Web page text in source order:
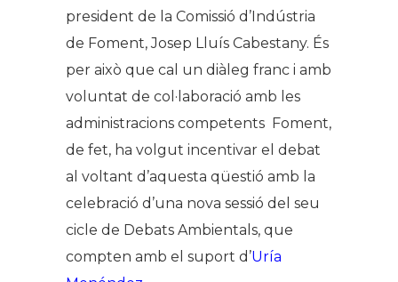
president de la Comissió d’Indústria
de Foment, Josep Lluís Cabestany. És
per això que cal un diàleg franc i amb
voluntat de col·laboració amb les
administracions competents Foment,
de fet, ha volgut incentivar el debat
al voltant d’aquesta qüestió amb la
celebració d’una nova sessió del seu
cicle de Debats Ambientals, que
compten amb el suport d’Uría